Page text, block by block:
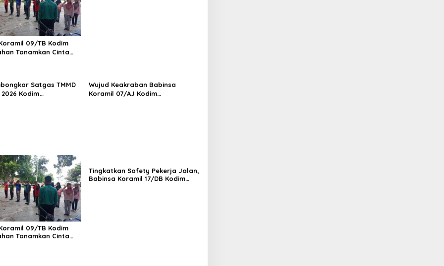
09/TB Kodim
Tanamkan Cinta
Satgas TMMD
2026 Kodim
Wujud Keakraban Babinsa
Koramil 07/AJ Kodim
09/TB Kodim
Tanamkan Cinta
Tingkatkan Safety Pekerja Jalan,
Babinsa Koramil 17/DB Kodim